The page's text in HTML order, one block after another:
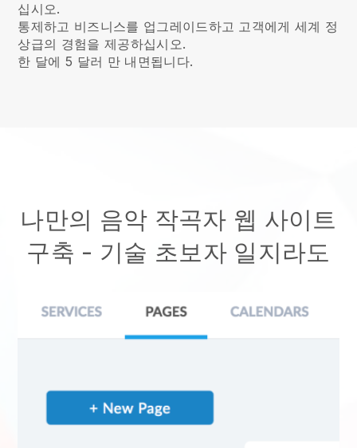
십시오.
통제하고 비즈니스를 업그레이드하고 고객에게 세계 정
상급의 경험을 제공하십시오.
한 달에 5 달러 만 내면됩니다.
나만의 음악 작곡자 웹 사이트
구축 - 기술 초보자 일지라도